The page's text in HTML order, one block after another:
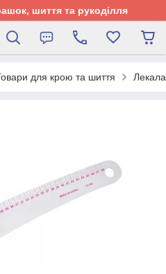
шиття та рукоділля
для крою та шиття